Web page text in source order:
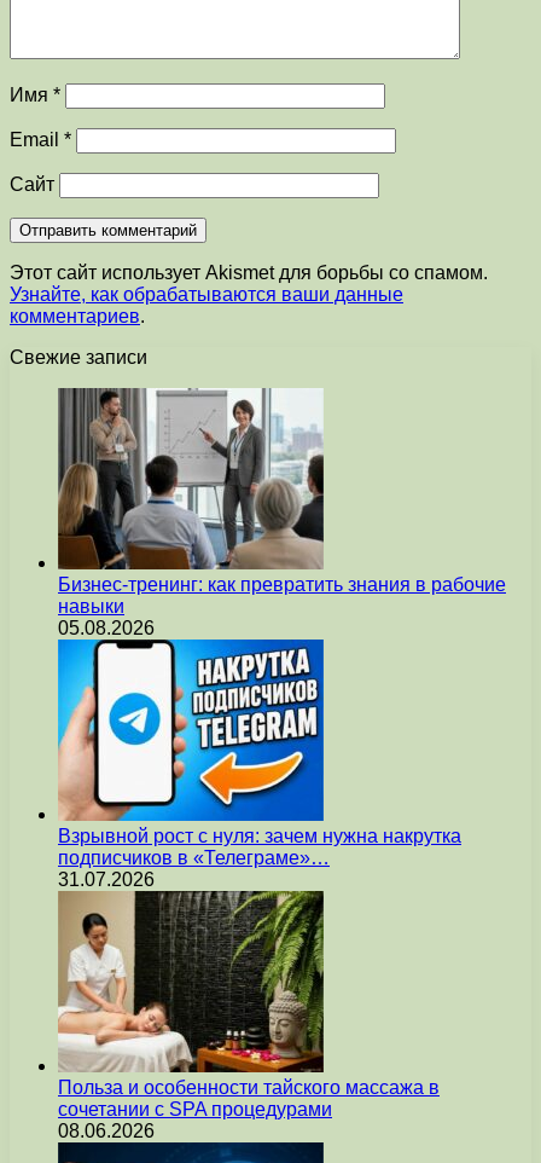
Имя *
Email *
Сайт
Этот сайт использует Akismet для борьбы со спамом.
Узнайте, как обрабатываются ваши данные
комментариев.
Свежие записи
Бизнес-тренинг: как превратить знания в рабочие
навыки
05.08.2026
Взрывной рост с нуля: зачем нужна накрутка
подписчиков в «Телеграме»…
31.07.2026
Польза и особенности тайского массажа в
сочетании с SPA процедурами
08.06.2026